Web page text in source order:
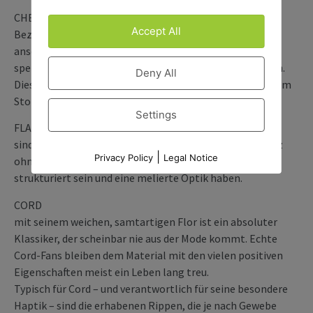
CHENILLE
Bezüge aus Chenille sind besonders soft und
anschmiegsam. Ihre Weichheit verdanken die Stoffe der
speziellen Garnart mit vielen abstehenden Garnhärchen.
Dies erzeugt eine samtartige Oberfläche und verleiht dem
Stoff einen leichten Schimmer.
FLACHGEWEBE
sind Webstoffe mit einer ebenmäßigen Oberfläche ganz
ohne Flor. Sie können fein gewebt, aber auch markant
strukturiert sein und eine melierte Optik haben.
CORD
mit seinem weichen, samtartigen Flor ist ein absoluter
Klassiker, der scheinbar nie aus der Mode kommt. Echte
Cord-Fans bleiben dem Material mit den vielen positiven
Eigenschaften meist ein Leben lang treu.
Typisch für Cord – und verantwortlich für seine besondere
Haptik – sind die erhabenen Rippen, die je nach Gewebe
Accept All
Deny All
Settings
Privacy Policy Legal Notice